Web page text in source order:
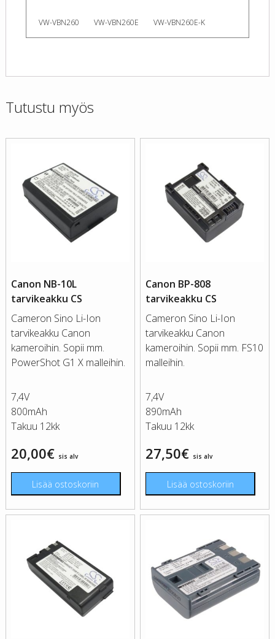
VW-VBN260 VW-VBN260E VW-VBN260E-K
Tutustu myös
Canon NB-10L
tarvikeakku CS
Cameron Sino Li-Ion
tarvikeakku Canon
kameroihin. Sopii mm.
PowerShot G1 X malleihin.
7,4V
800mAh
Takuu 12kk
20,00€ sis alv
Lisää ostoskoriin
Canon BP-808
tarvikeakku CS
Cameron Sino Li-Ion
tarvikeakku Canon
kameroihin. Sopii mm. FS10
malleihin.
7,4V
890mAh
Takuu 12kk
27,50€ sis alv
Lisää ostoskoriin